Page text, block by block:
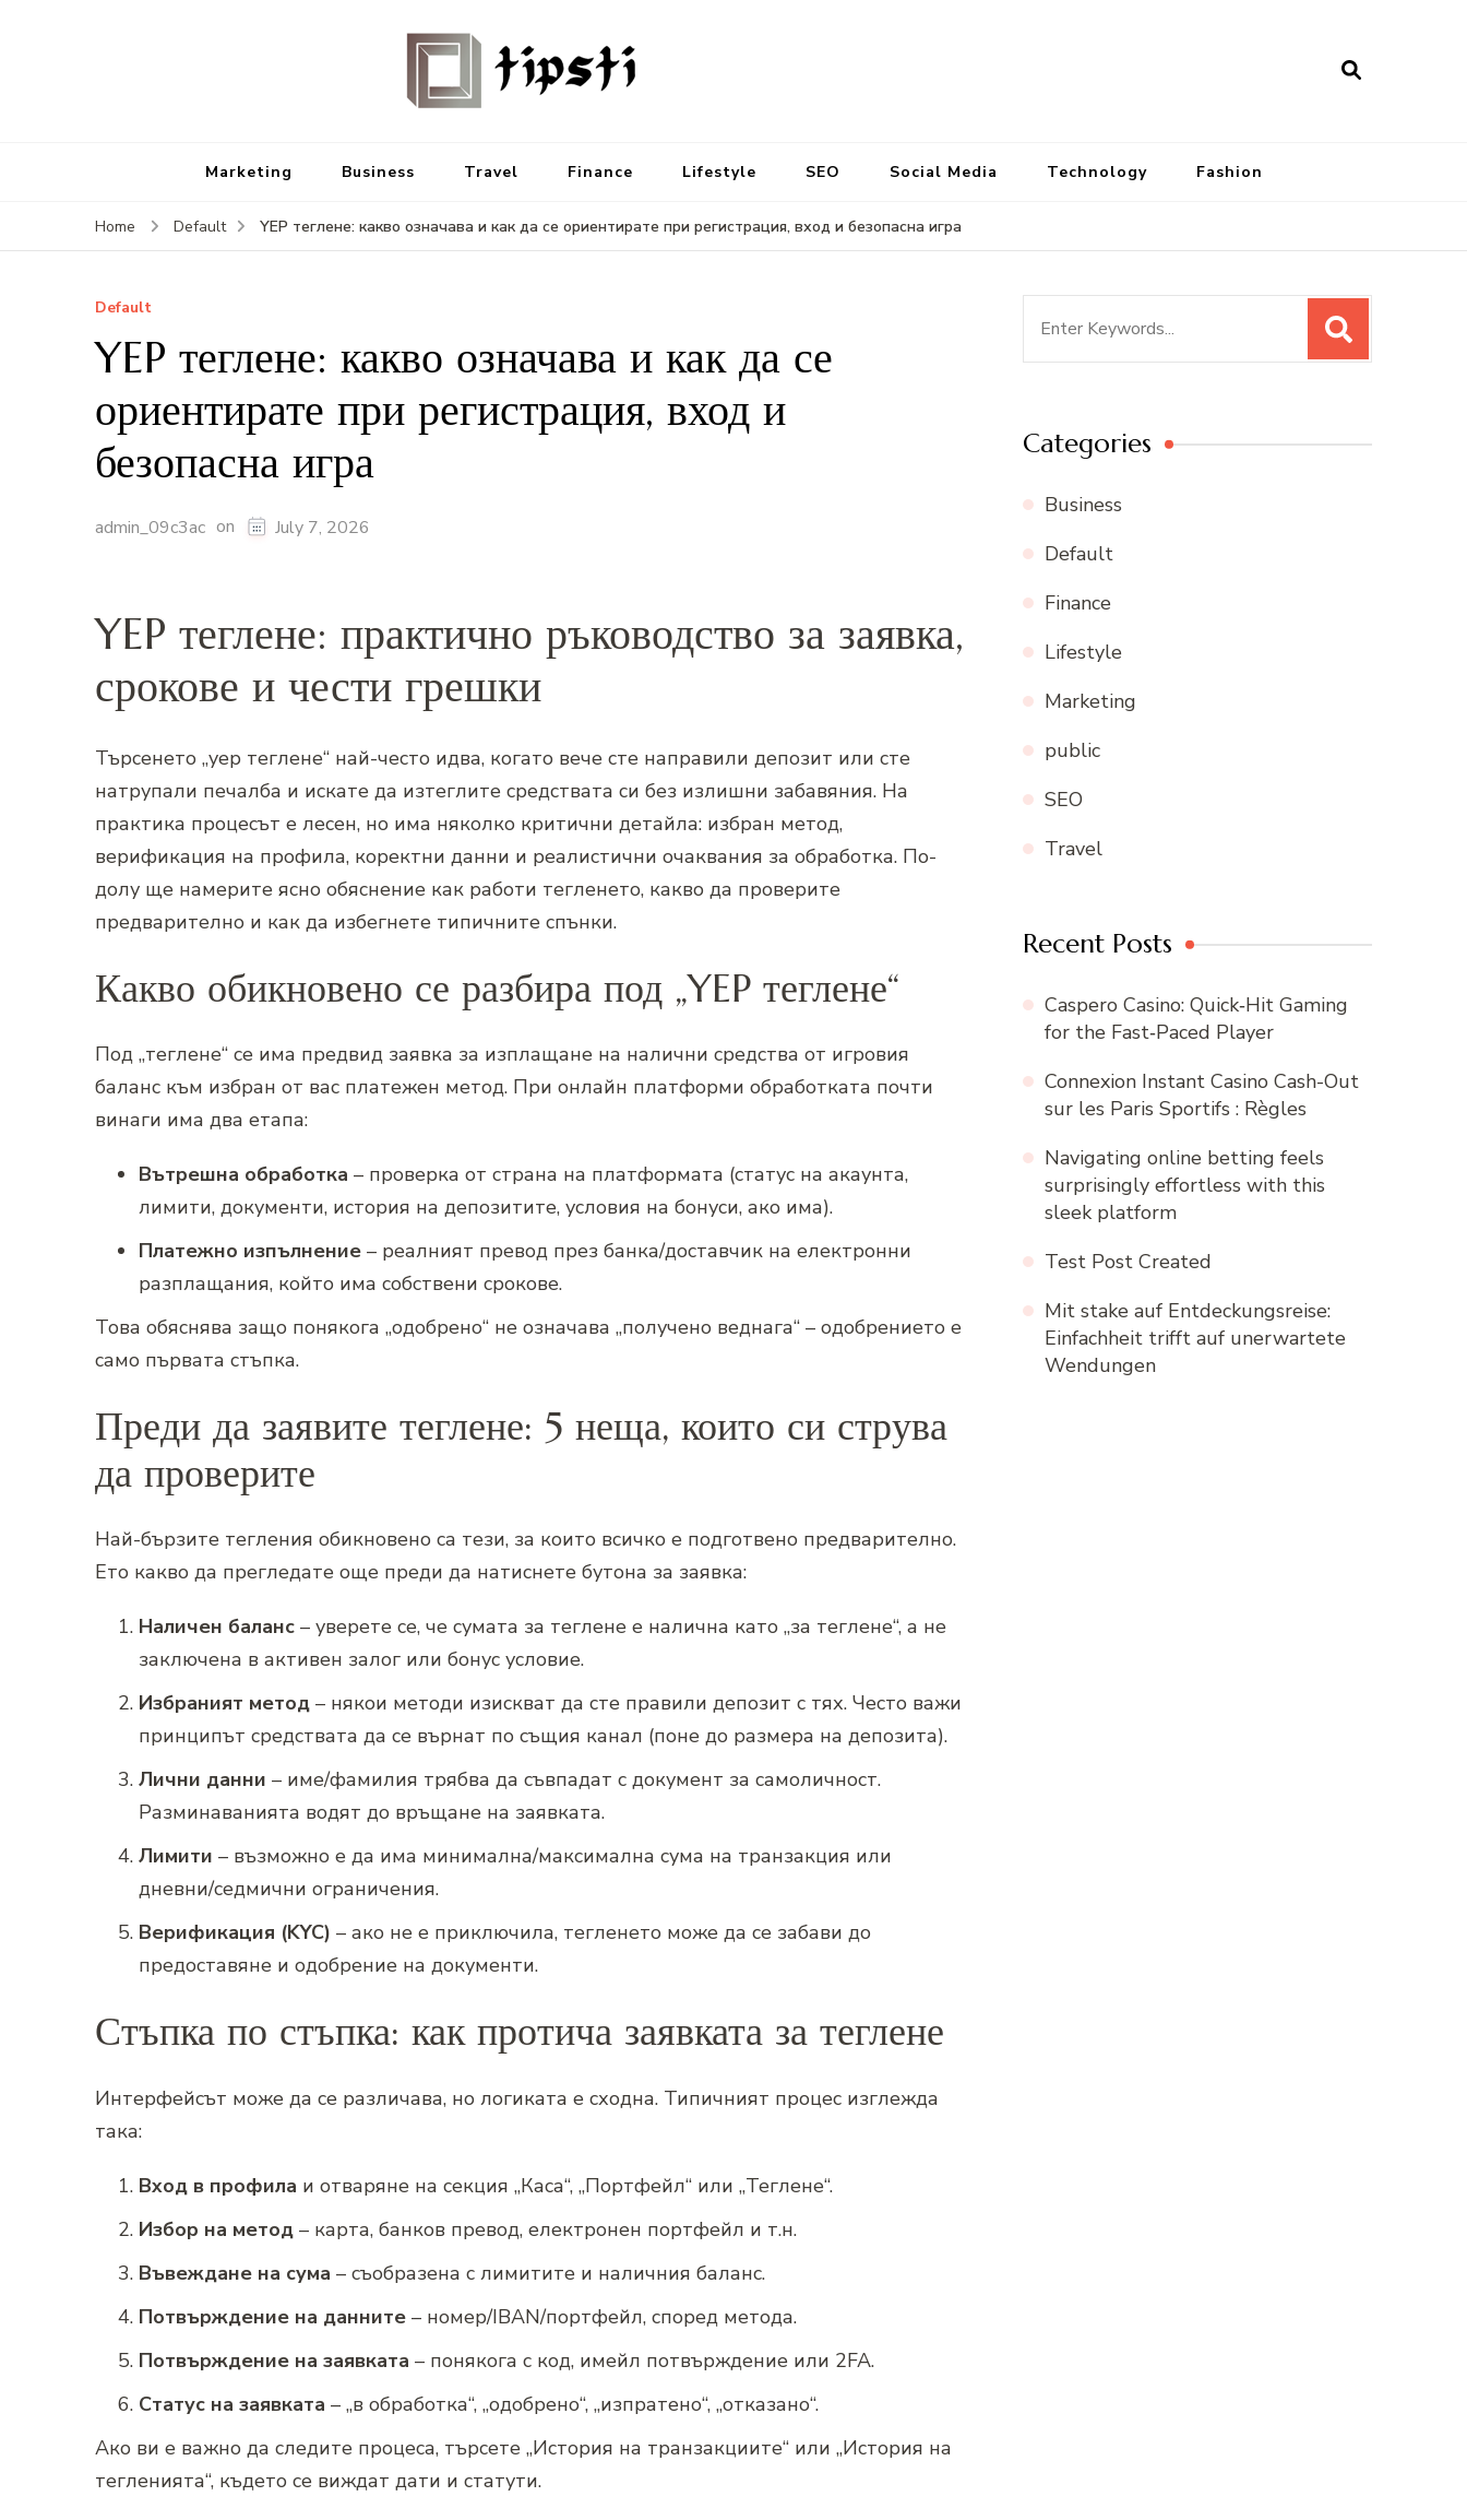
Marketing Business Travel Finance Lifestyle SEO Social Media Technology Fashion
Home Default YEP теглене: какво означава и как да се ориентирате при регистрация, вход и безопасна игра
Default
YEP теглене: какво означава и как да се
ориентирате при регистрация, вход и
безопасна игра
admin_09c3ac on July 7, 2026
YEP теглене: практично ръководство за заявка,
срокове и чести грешки
Търсенето „yep теглене“ най-често идва, когато вече сте направили депозит или сте
натрупали печалба и искате да изтеглите средствата си без излишни забавяния. На
практика процесът е лесен, но има няколко критични детайла: избран метод,
верификация на профила, коректни данни и реалистични очаквания за обработка. По-
долу ще намерите ясно обяснение как работи тегленето, какво да проверите
предварително и как да избегнете типичните спънки.
Какво обикновено се разбира под „YEP теглене“
Под „теглене“ се има предвид заявка за изплащане на налични средства от игровия
баланс към избран от вас платежен метод. При онлайн платформи обработката почти
винаги има два етапа:
Вътрешна обработка – проверка от страна на платформата (статус на акаунта,
лимити, документи, история на депозитите, условия на бонуси, ако има).
Платежно изпълнение – реалният превод през банка/доставчик на електронни
разплащания, който има собствени срокове.
Това обяснява защо понякога „одобрено“ не означава „получено веднага“ – одобрението е
само първата стъпка.
Преди да заявите теглене: 5 неща, които си струва
да проверите
Най-бързите тегления обикновено са тези, за които всичко е подготвено предварително.
Ето какво да прегледате още преди да натиснете бутона за заявка:
Наличен баланс – уверете се, че сумата за теглене е налична като „за теглене“, а не
заключена в активен залог или бонус условие.
Избраният метод – някои методи изискват да сте правили депозит с тях. Често важи
принципът средствата да се върнат по същия канал (поне до размера на депозита).
Лични данни – име/фамилия трябва да съвпадат с документ за самоличност.
Разминаванията водят до връщане на заявката.
Лимити – възможно е да има минимална/максимална сума на транзакция или
дневни/седмични ограничения.
Верификация (KYC) – ако не е приключила, тегленето може да се забави до
предоставяне и одобрение на документи.
Стъпка по стъпка: как протича заявката за теглене
Интерфейсът може да се различава, но логиката е сходна. Типичният процес изглежда
така:
Вход в профила и отваряне на секция „Каса“, „Портфейл“ или „Теглене“.
Избор на метод – карта, банков превод, електронен портфейл и т.н.
Въвеждане на сума – съобразена с лимитите и наличния баланс.
Потвърждение на данните – номер/IBAN/портфейл, според метода.
Потвърждение на заявката – понякога с код, имейл потвърждение или 2FA.
Статус на заявката – „в обработка“, „одобрено“, „изпратено“, „отказано“.
Ако ви е важно да следите процеса, търсете „История на транзакциите“ или „История на
тегленията“, където се виждат дати и статути.
Categories
Business
Default
Finance
Lifestyle
Marketing
public
SEO
Travel
Recent Posts
Caspero Casino: Quick‑Hit Gaming
for the Fast‑Paced Player
Connexion Instant Casino Cash-Out
sur les Paris Sportifs : Règles
Navigating online betting feels
surprisingly effortless with this
sleek platform
Test Post Created
Mit stake auf Entdeckungsreise:
Einfachheit trifft auf unerwartete
Wendungen